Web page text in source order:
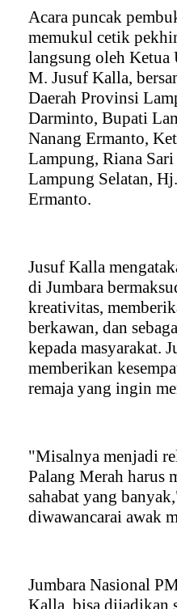
Acara puncak
memukul cetik
langsung oleh Ketua
M. Jusuf Kalla,
Daerah Provinsi
Darminto, Bupati
Nanang Ermanto,
Lampung, Riana
Lampung Selatan,
Ermanto.
Jusuf Kalla
di Jumbara
kreativitas,
berkawan, dan
kepada masyarakat.
memberikan
remaja yang ingin
"Misalnya menjadi
Palang Merah harus
sahabat yang
diwawancarai awak
Jumbara Nasional
Kalla, bisa dijadikan